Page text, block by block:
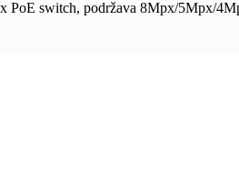
x PoE switch, podržava 8Mpx/5Mpx/